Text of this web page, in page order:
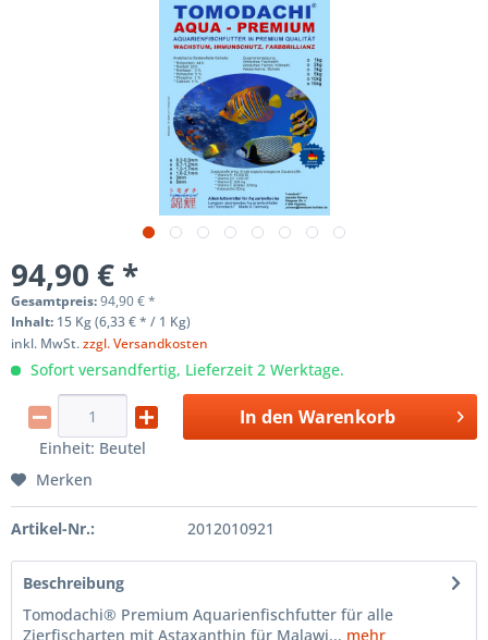
94,90 € *
Gesamtpreis:94,90€*
Inhalt: 15 Kg (6,33 € * / 1 Kg)
inkl. MwSt.zzgl. Versandkosten
Sofort versandfertig, Lieferzeit 2 Werktage.
Einheit: Beutel
In den Warenkorb
Merken
Artikel-Nr.: 2012010921
Beschreibung
Tomodachi® Premium Aquarienfischfutter für alle
Zierfischarten mit Astaxanthin für Malawi... mehr